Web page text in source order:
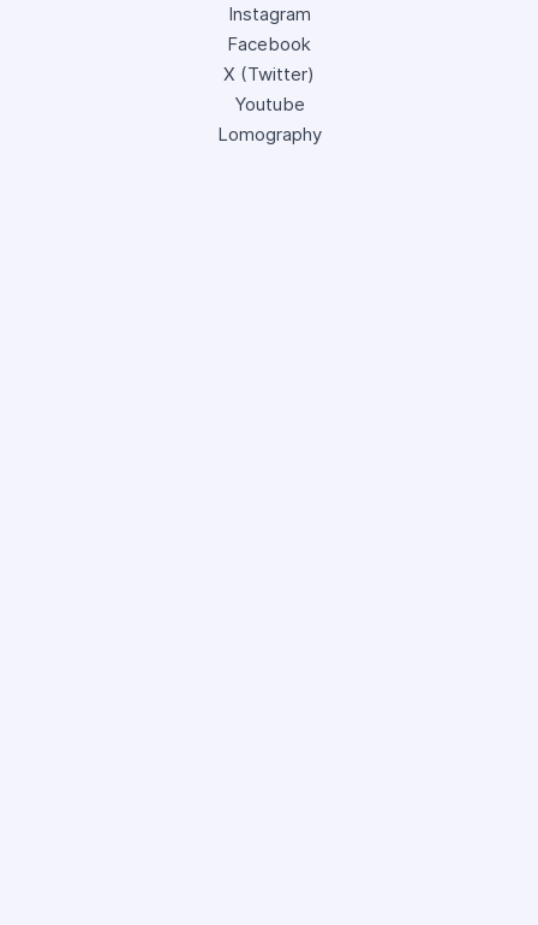
Instagram
Facebook
X (Twitter)
Youtube
Lomography